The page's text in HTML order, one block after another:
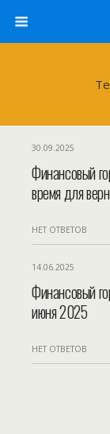
30.09.2025
Финансовый
время для
НЕТ ОТВЕТОВ
14.06.2025
Финансовый
июня 2025
НЕТ ОТВЕТОВ